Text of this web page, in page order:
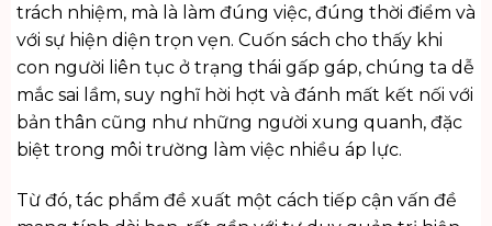
trách nhiệm, mà là làm đúng việc, đúng thời điểm và
với sự hiện diện trọn vẹn. Cuốn sách cho thấy khi
con người liên tục ở trạng thái gấp gáp, chúng ta dễ
mắc sai lầm, suy nghĩ hời hợt và đánh mất kết nối với
bản thân cũng như những người xung quanh, đặc
biệt trong môi trường làm việc nhiều áp lực.
Từ đó, tác phẩm đề xuất một cách tiếp cận vấn đề